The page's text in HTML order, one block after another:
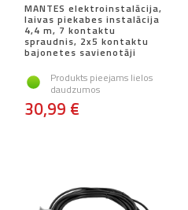
MANTES elektroinstalācija,
laivas piekabes instalācija
4,4 m, 7 kontaktu
spraudnis, 2x5 kontaktu
bajonetes savienotāji
Produkts pieejams lielos
daudzumos
30,99 €